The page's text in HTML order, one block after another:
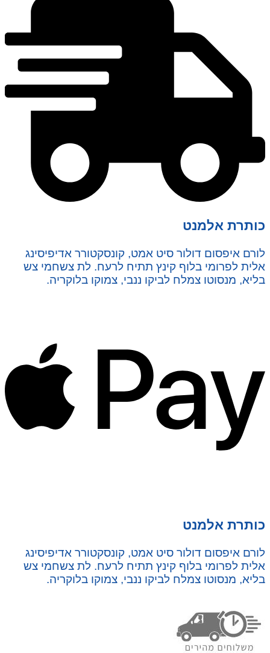
כותרת אלמנט
לורם איפסום דולור סיט אמט, קונסקטורר אדיפיסינג
אלית לפרומי בלוף קינץ תתיח לרעח. לת צשחמי צש
בליא, מנסוטו צמלח לביקו ננבי, צמוקו בלוקריה.
כותרת אלמנט
לורם איפסום דולור סיט אמט, קונסקטורר אדיפיסינג
אלית לפרומי בלוף קינץ תתיח לרעח. לת צשחמי צש
בליא, מנסוטו צמלח לביקו ננבי, צמוקו בלוקריה.